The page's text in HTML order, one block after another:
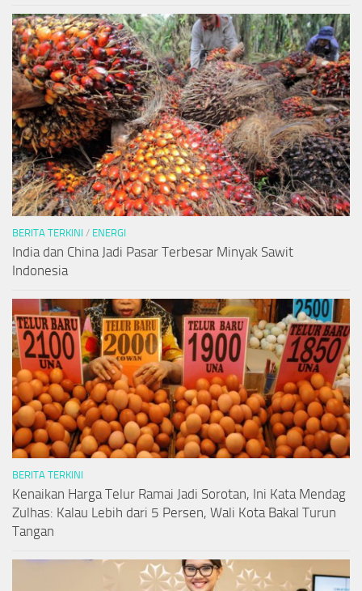
BERITA TERKINI / ENERGI
India dan China Jadi Pasar Terbesar Minyak Sawit
Indonesia
BERITA TERKINI
Kenaikan Harga Telur Ramai Jadi Sorotan, Ini Kata Mendag
Zulhas: Kalau Lebih dari 5 Persen, Wali Kota Bakal Turun
Tangan